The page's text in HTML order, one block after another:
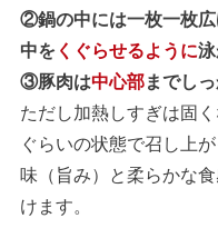
②鍋の中には一枚一枚
中を くぐらせるように泳
③豚肉は中心部までしっ
ただし加熱しすぎは固
ぐらいの状態で召し上
味（旨み）と柔らかな
けます。